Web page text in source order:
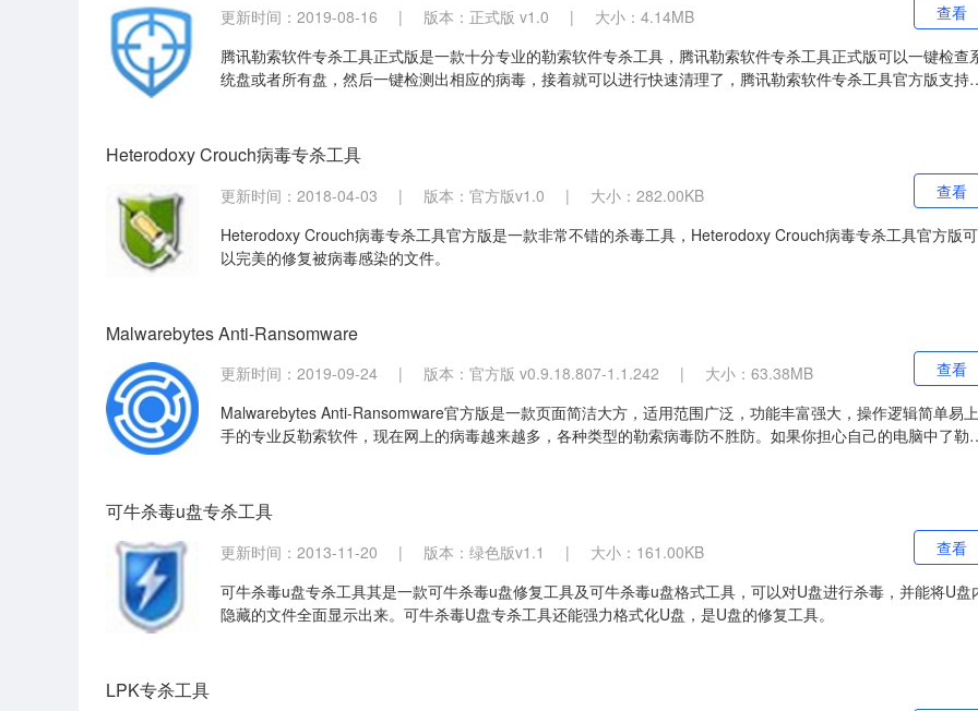
更新时间：2019-08-16 | 版本：正式版 v1.0 |
大小：4.14MB
腾讯勒索软件专杀工具正式版是一款十分专业的勒索软件专杀工具，腾讯勒索软件专杀工具正式版可以一键检查
统盘或者所有盘，然后一键检测出相应的病毒，接着就可以进行快速清理了，腾讯勒索软件专杀工具官方版支持
查看
Heterodoxy Crouch病毒专杀工具
更新时间：2018-04-03 | 版本：官方版v1.0 |
大小：282.00KB
Heterodoxy Crouch病毒专杀工具官方版是一款非常不错的杀毒工具，Heterodoxy Crouch病毒专杀工具官方版可
以完美的修复被病毒感染的文件。
查看
Malwarebytes Anti-Ransomware
更新时间：2019-09-24 | 版本：官方版 v0.9.18.807-1.1.242 |
大小：63.38MB
Malwarebytes Anti-Ransomware官方版是一款页面简洁大方，适用范围广泛，功能丰富强大，操作逻辑简单易上
手的专业反勒索软件，现在网上的病毒越来越多，各种类型的勒索病毒防不胜防。如果你担心自己的电脑中了勒
查看
可牛杀毒u盘专杀工具
更新时间：2013-11-20 | 版本：绿色版v1.1 |
大小：161.00KB
可牛杀毒u盘专杀工具其是一款可牛杀毒u盘修复工具及可牛杀毒u盘格式工具，可以对U盘进行杀毒，并能将U盘
隐藏的文件全面显示出来。可牛杀毒U盘专杀工具还能强力格式化U盘，是U盘的修复工具。
查看
LPK专杀工具